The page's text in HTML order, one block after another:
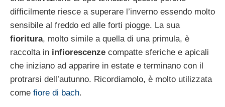
difficilmente riesce a superare l’inverno essendo molto
sensibile al freddo ed alle forti piogge. La sua
fioritura, molto simile a quella di una primula, è
raccolta in infiorescenze compatte sferiche e apicali
che iniziano ad apparire in estate e terminano con il
protrarsi dell’autunno. Ricordiamolo, è molto utilizzata
come fiore di bach.